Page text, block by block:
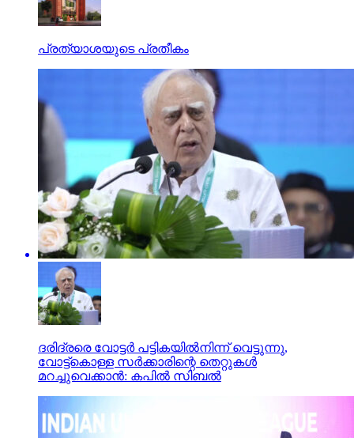
പ്രത്യാശയുടെ പ്രതീകം
ദരിദ്രരെ വോട്ടര്‍ പട്ടികയില്‍നിന്ന് വെട്ടുന്നു,
വോട്ട്‌കൊള്ള സര്‍ക്കാരിന്റെ തെറ്റുകള്‍
മറച്ചുവെക്കാന്‍: കപില്‍ സിബല്‍